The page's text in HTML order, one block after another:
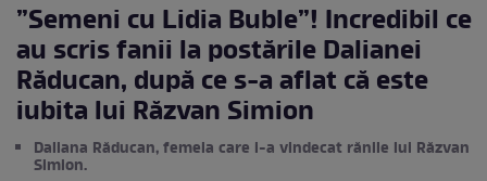
”Semeni cu Lidia Buble”! Incredibil ce
au scris fanii la postările Dalianei
Răducan, după ce s-a aflat că este
iubita lui Răzvan Simion
Daliana Răducan, femeia care i-a vindecat rănile lui Răzvan
Simion.